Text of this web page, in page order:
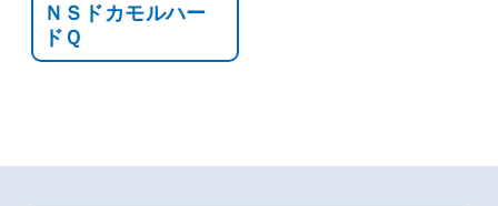
ＮＳドカモルハー
ドＱ